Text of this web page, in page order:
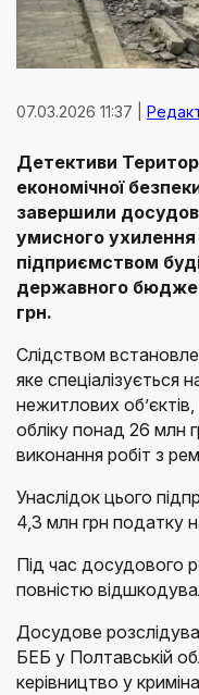
07.03.2026 11:37 |
Детективи
економічної
завершили
умисного ухилення
підприємством
державного
грн.
Слідством
яке спеціалізується
нежитлових
обліку понад 26 млн
виконання робіт з
Унаслідок цього
4,3 млн грн податку
Під час досудового
повністю
Досудове
БЕБ у Полтавській
керівництво у